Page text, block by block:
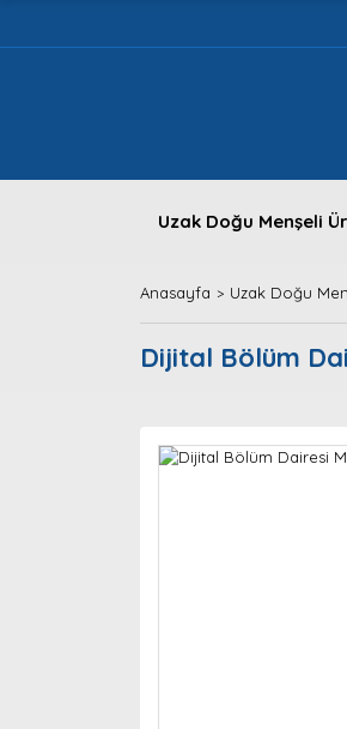
Uzak Doğu Menşeli
Anasayfa Uzak Doğu
Dijital Bölüm